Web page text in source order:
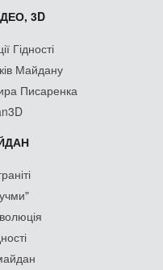
3D
Гідності
Майдану
Писаренка